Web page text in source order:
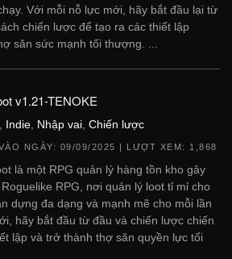
Với mỗi nỗ lực mới, hãy bắt đầu lại từ
chiến lược để tạo ra các thiết lập
săn sức mạnh tối thượng. ...
v1.21-TENOKE
Indie Nhập vai Chiến lược
NGÀY: 09/09/2025 | LƯỢT XEM: 1,868
là một RPG quản lý hàng tồn kho gây
RPG, nơi quản lý loot tỉ mỉ cho
dựng đa dạng và mạnh mẽ cho mỗi lần
hãy bắt đầu từ đầu và chiến lược chiến
lập và trở thành thợ săn quyền lực tối